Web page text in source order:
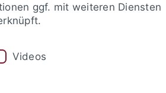
ggf. mit weiteren Diensten
Videos